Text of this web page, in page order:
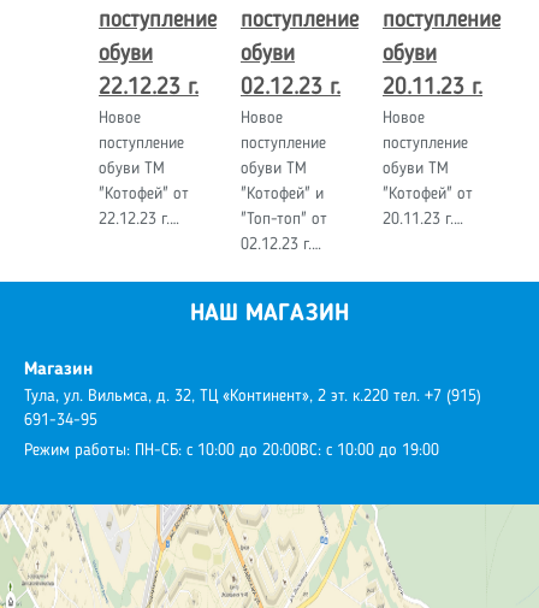
поступление
обуви
22.12.23 г.
Новое
поступление
обуви ТМ
"Котофей" от
22.12.23 г.…
поступление
обуви
02.12.23 г.
Новое
поступление
обуви ТМ
"Котофей" и
"Топ-топ" от
02.12.23 г.…
поступление
обуви
20.11.23 г.
Новое
поступление
обуви ТМ
"Котофей" от
20.11.23 г.…
НАШ МАГАЗИН
Магазин
Тула, ул. Вильмса, д. 32, ТЦ «Континент», 2 эт. к.220 тел. +7 (915)
691-34-95
Режим работы: ПН-СБ: с 10:00 до 20:00ВС: с 10:00 до 19:00